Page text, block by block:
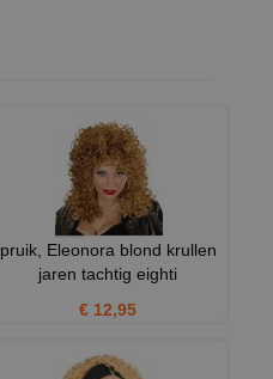
pruik, Eleonora blond krullen
jaren tachtig eighti
€ 12,95